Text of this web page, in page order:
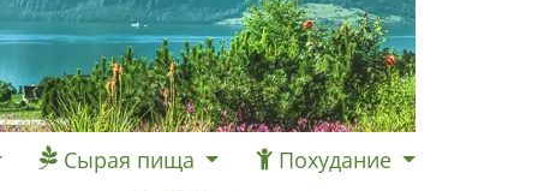
Сырая пища Похудание